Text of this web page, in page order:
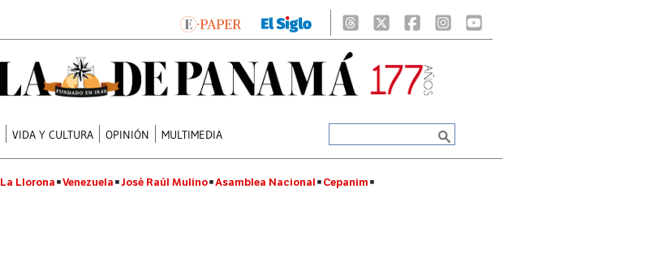
VIDA Y CULTURA OPINIÓN MULTIMEDIA
La Llorona Venezuela José Raúl Mulino Asamblea Nacional Cepanim